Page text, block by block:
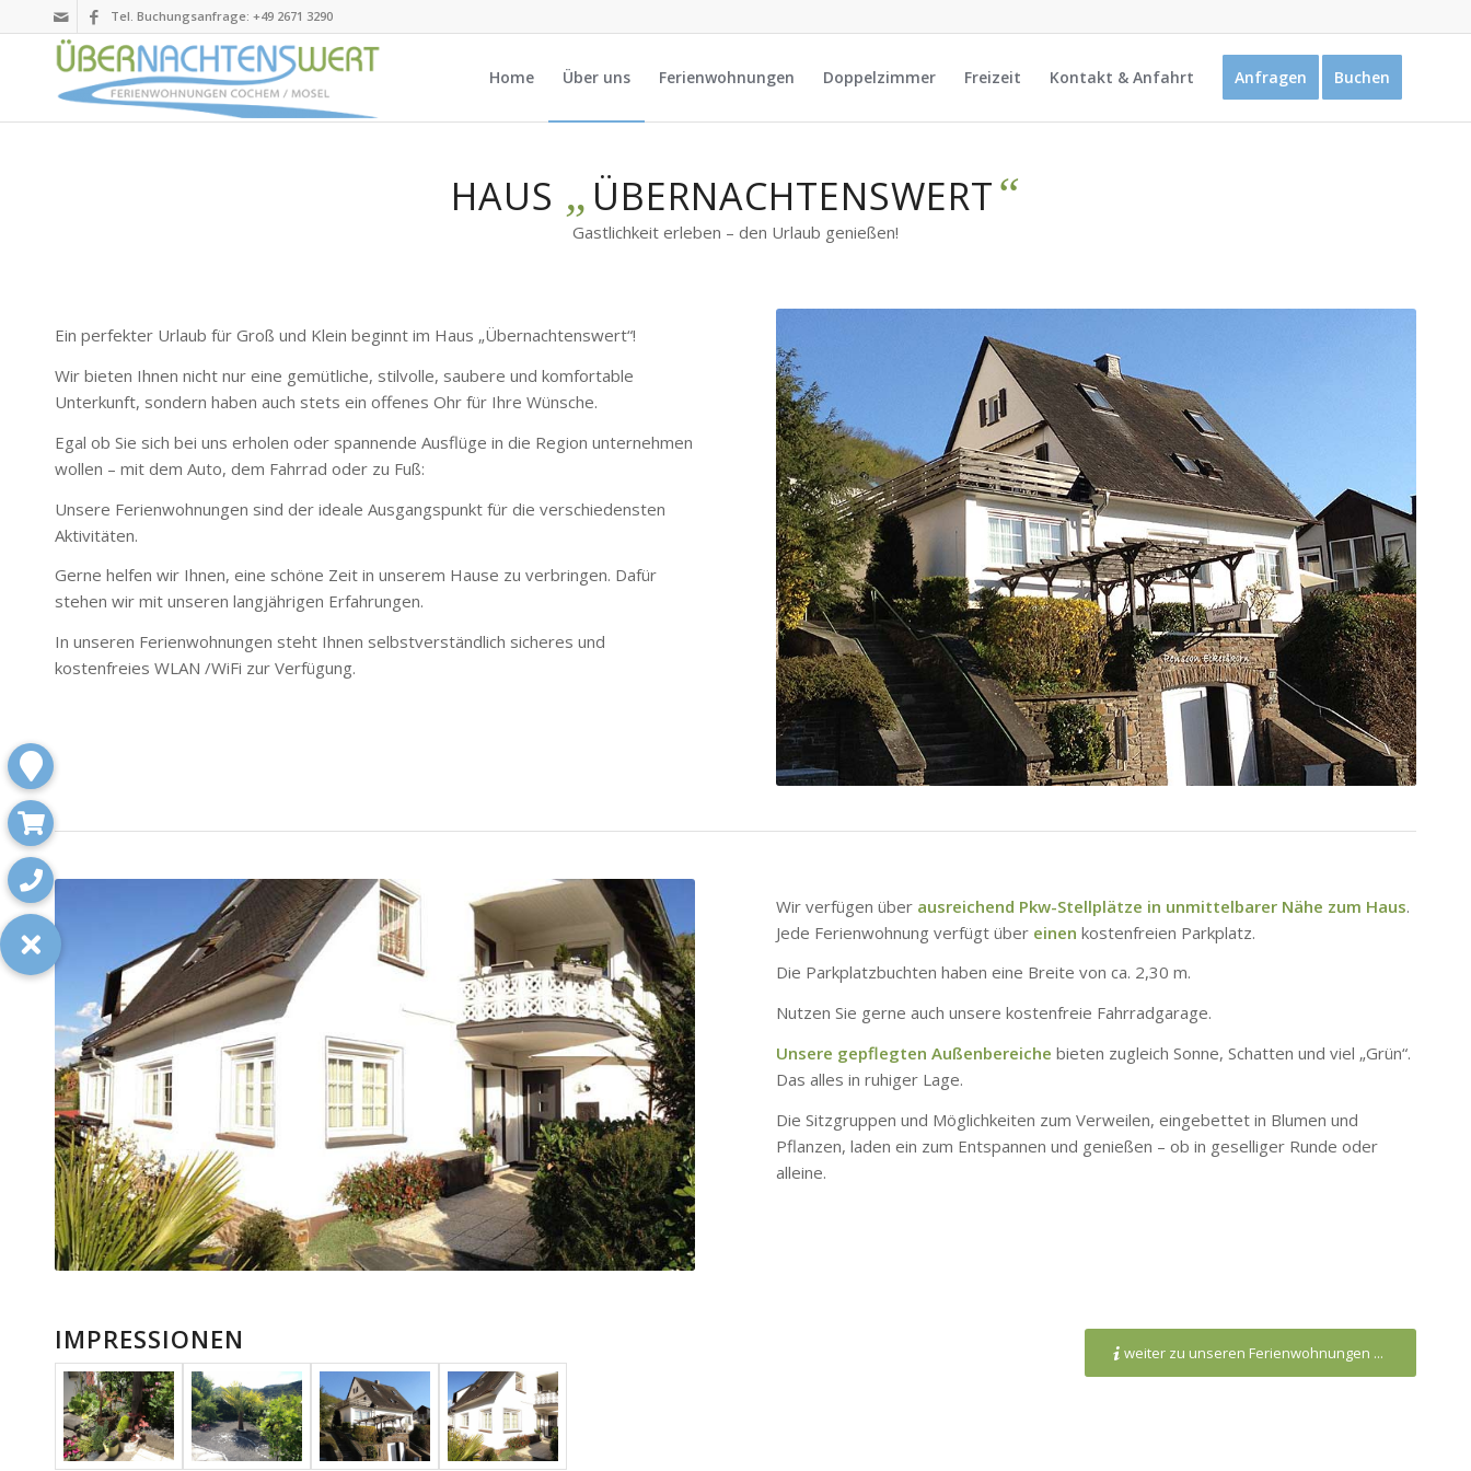
Tel. Buchungsanfrage: +49 2671 3290
Home Über uns Ferienwohnungen Doppelzimmer Freizeit Kontakt & Anfahrt Anfragen Buchen
HAUS „ ÜBERNACHTENSWERT“
Gastlichkeit erleben – den Urlaub genießen!
Ein perfekter Urlaub für Groß und Klein beginnt im Haus „Übernachtenswert“!
Wir bieten Ihnen nicht nur eine gemütliche, stilvolle, saubere und komfortable
Unterkunft, sondern haben auch stets ein offenes Ohr für Ihre Wünsche.
Egal ob Sie sich bei uns erholen oder spannende Ausflüge in die Region unternehmen
wollen – mit dem Auto, dem Fahrrad oder zu Fuß:
Unsere Ferienwohnungen sind der ideale Ausgangspunkt für die verschiedensten
Aktivitäten.
Gerne helfen wir Ihnen, eine schöne Zeit in unserem Hause zu verbringen. Dafür
stehen wir mit unseren langjährigen Erfahrungen.
In unseren Ferienwohnungen steht Ihnen selbstverständlich sicheres und
kostenfreies WLAN /WiFi zur Verfügung.
Wir verfügen über ausreichend Pkw-Stellplätze in unmittelbarer Nähe zum Haus.
Jede Ferienwohnung verfügt über einen kostenfreien Parkplatz.
Die Parkplatzbuchten haben eine Breite von ca. 2,30 m.
Nutzen Sie gerne auch unsere kostenfreie Fahrradgarage.
Unsere gepflegten Außenbereiche bieten zugleich Sonne, Schatten und viel „Grün“.
Das alles in ruhiger Lage.
Die Sitzgruppen und Möglichkeiten zum Verweilen, eingebettet in Blumen und
Pflanzen, laden ein zum Entspannen und genießen – ob in geselliger Runde oder
alleine.
IMPRESSIONEN weiter zu unseren Ferienwohnungen ...